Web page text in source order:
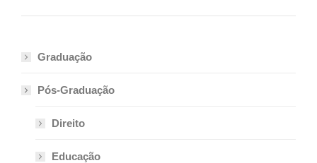
Graduação
Pós-Graduação
Direito
Educação